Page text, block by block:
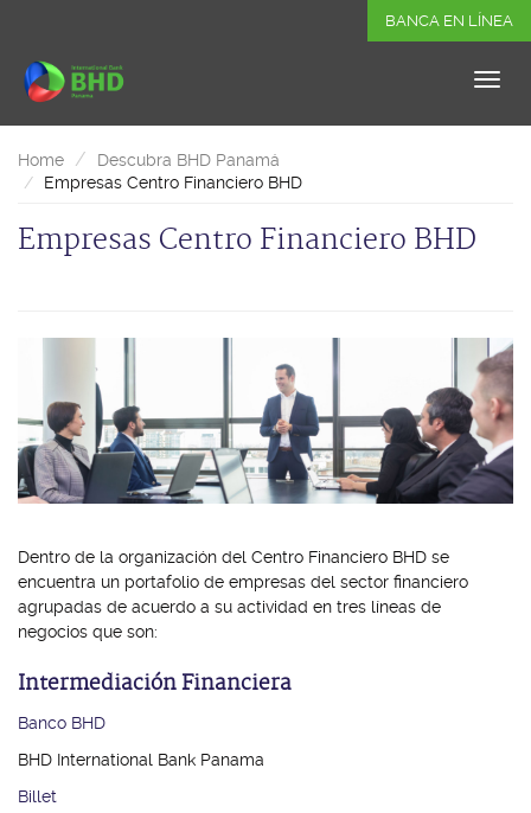
BANCA EN LÍNEA
Home
Descubra BHD Panamá
Empresas Centro Financiero BHD
Empresas Centro Financiero BHD
Dentro de la organización del Centro Financiero BHD se
encuentra un portafolio de empresas del sector financiero
agrupadas de acuerdo a su actividad en tres líneas de
negocios que son:
Intermediación Financiera
Banco BHD
BHD International Bank Panama
Billet